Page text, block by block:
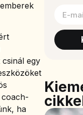
egy
ha